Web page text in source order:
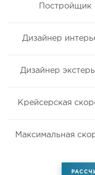
Постройщик
Дизайнер
Дизайнер
Крейсерская
Максимальная